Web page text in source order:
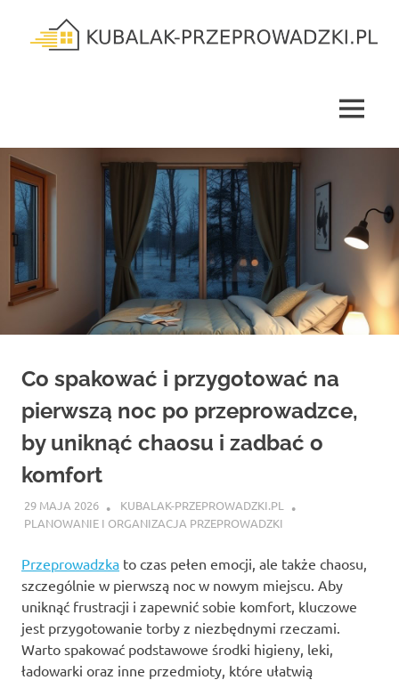
content
MENU
Co spakować i przygotować na
pierwszą noc po przeprowadzce,
by uniknąć chaosu i zadbać o
komfort
29 MAJA 2026
KUBALAK-PRZEPROWADZKI.PL
PLANOWANIE I ORGANIZACJA PRZEPROWADZKI
Przeprowadzka to czas pełen emocji, ale także chaosu,
szczególnie w pierwszą noc w nowym miejscu. Aby
uniknąć frustracji i zapewnić sobie komfort, kluczowe
jest przygotowanie torby z niezbędnymi rzeczami.
Warto spakować podstawowe środki higieny, leki,
ładowarki oraz inne przedmioty, które ułatwią